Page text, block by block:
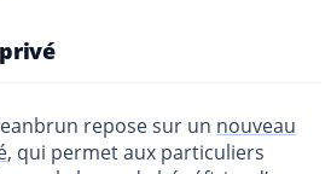
repose sur un nouveau
, qui permet aux particuliers